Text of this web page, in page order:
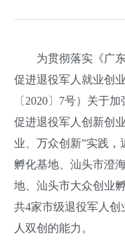
为贯彻落实《广东
促进退役军人就业创
〔2020〕7号）关于
促进退役军人创新创
业、万众创新”实践
孵化基地、汕头市澄
地、汕头市大众创业
共4家市级退役军人
人双创的能力。